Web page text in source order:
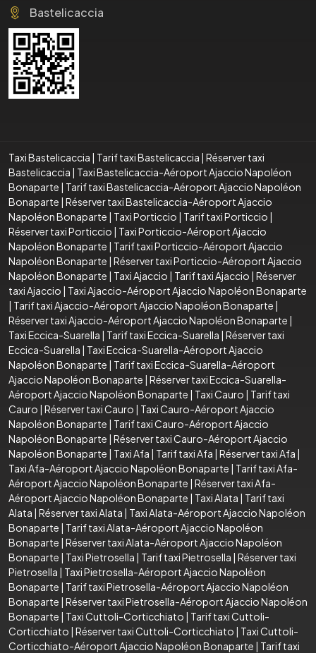
Bastelicaccia
Taxi Bastelicaccia | Tarif taxi Bastelicaccia | Réserver taxi
Bastelicaccia | Taxi Bastelicaccia-Aéroport Ajaccio Napoléon
Bonaparte | Tarif taxi Bastelicaccia-Aéroport Ajaccio Napoléon
Bonaparte | Réserver taxi Bastelicaccia-Aéroport Ajaccio
Napoléon Bonaparte | Taxi Porticcio | Tarif taxi Porticcio |
Réserver taxi Porticcio | Taxi Porticcio-Aéroport Ajaccio
Napoléon Bonaparte | Tarif taxi Porticcio-Aéroport Ajaccio
Napoléon Bonaparte | Réserver taxi Porticcio-Aéroport Ajaccio
Napoléon Bonaparte | Taxi Ajaccio | Tarif taxi Ajaccio | Réserver
taxi Ajaccio | Taxi Ajaccio-Aéroport Ajaccio Napoléon Bonaparte
| Tarif taxi Ajaccio-Aéroport Ajaccio Napoléon Bonaparte |
Réserver taxi Ajaccio-Aéroport Ajaccio Napoléon Bonaparte |
Taxi Eccica-Suarella | Tarif taxi Eccica-Suarella | Réserver taxi
Eccica-Suarella | Taxi Eccica-Suarella-Aéroport Ajaccio
Napoléon Bonaparte | Tarif taxi Eccica-Suarella-Aéroport
Ajaccio Napoléon Bonaparte | Réserver taxi Eccica-Suarella-
Aéroport Ajaccio Napoléon Bonaparte | Taxi Cauro | Tarif taxi
Cauro | Réserver taxi Cauro | Taxi Cauro-Aéroport Ajaccio
Napoléon Bonaparte | Tarif taxi Cauro-Aéroport Ajaccio
Napoléon Bonaparte | Réserver taxi Cauro-Aéroport Ajaccio
Napoléon Bonaparte | Taxi Afa | Tarif taxi Afa | Réserver taxi Afa |
Taxi Afa-Aéroport Ajaccio Napoléon Bonaparte | Tarif taxi Afa-
Aéroport Ajaccio Napoléon Bonaparte | Réserver taxi Afa-
Aéroport Ajaccio Napoléon Bonaparte | Taxi Alata | Tarif taxi
Alata | Réserver taxi Alata | Taxi Alata-Aéroport Ajaccio Napoléon
Bonaparte | Tarif taxi Alata-Aéroport Ajaccio Napoléon
Bonaparte | Réserver taxi Alata-Aéroport Ajaccio Napoléon
Bonaparte | Taxi Pietrosella | Tarif taxi Pietrosella | Réserver taxi
Pietrosella | Taxi Pietrosella-Aéroport Ajaccio Napoléon
Bonaparte | Tarif taxi Pietrosella-Aéroport Ajaccio Napoléon
Bonaparte | Réserver taxi Pietrosella-Aéroport Ajaccio Napoléon
Bonaparte | Taxi Cuttoli-Corticchiato | Tarif taxi Cuttoli-
Corticchiato | Réserver taxi Cuttoli-Corticchiato | Taxi Cuttoli-
Corticchiato-Aéroport Ajaccio Napoléon Bonaparte | Tarif taxi